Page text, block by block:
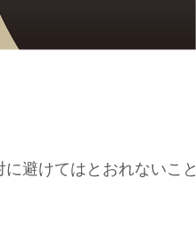
避けてはとおれないこと